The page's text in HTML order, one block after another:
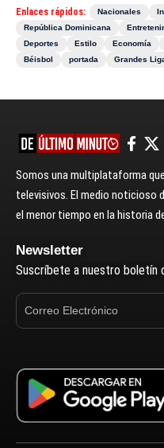
Enlaces rápidos: Nacionales
República Dominicana
Deportes
Estilo Economía
Béisbol
portada Grandes
Somos una multiplataforma
televisivos. El medio noticioso
el menor tiempo en la historia
Newsletter
Suscríbete a nuestro boletín